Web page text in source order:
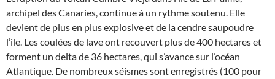
archipel des Canaries, continue à un rythme soutenu. Elle
devient de plus en plus explosive et de la cendre saupoudre
l’ile. Les coulées de lave ont recouvert plus de 400 hectares et
forment un delta de 36 hectares, qui s’avance sur l’océan
Atlantique. De nombreux séismes sont enregistrés (100 pour